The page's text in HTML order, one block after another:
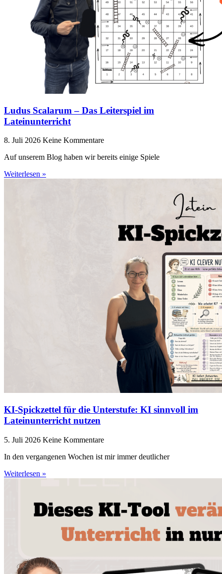
Ludus Scalarum – Das Leiterspiel im
Lateinunterricht
8. Juli 2026 Keine Kommentare
Auf unserem Blog haben wir bereits einige Spiele
Weiterlesen »
KI-Spickzettel für die Unterstufe: KI sinnvoll im
Lateinunterricht nutzen
5. Juli 2026 Keine Kommentare
In den vergangenen Wochen ist mir immer deutlicher
Weiterlesen »